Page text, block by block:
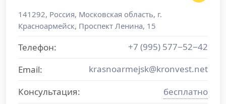
141292, Россия, Московская область, г.
Красноармейск, Проспект Ленина, 15
Телефон:
+7 (995) 577−52−42
Email:
krasnoarmejsk@kronvest.net
Консультация:
бесплатно